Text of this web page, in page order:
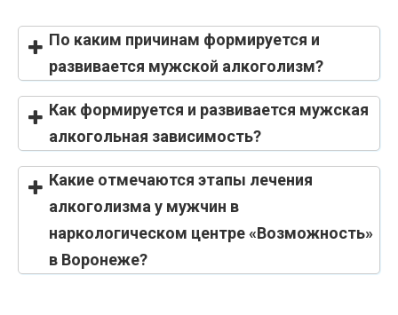
По каким причинам формируется и
развивается мужской алкоголизм?
Как формируется и развивается мужская
алкогольная зависимость?
Какие отмечаются этапы лечения
алкоголизма у мужчин в
наркологическом центре «Возможность»
в Воронеже?